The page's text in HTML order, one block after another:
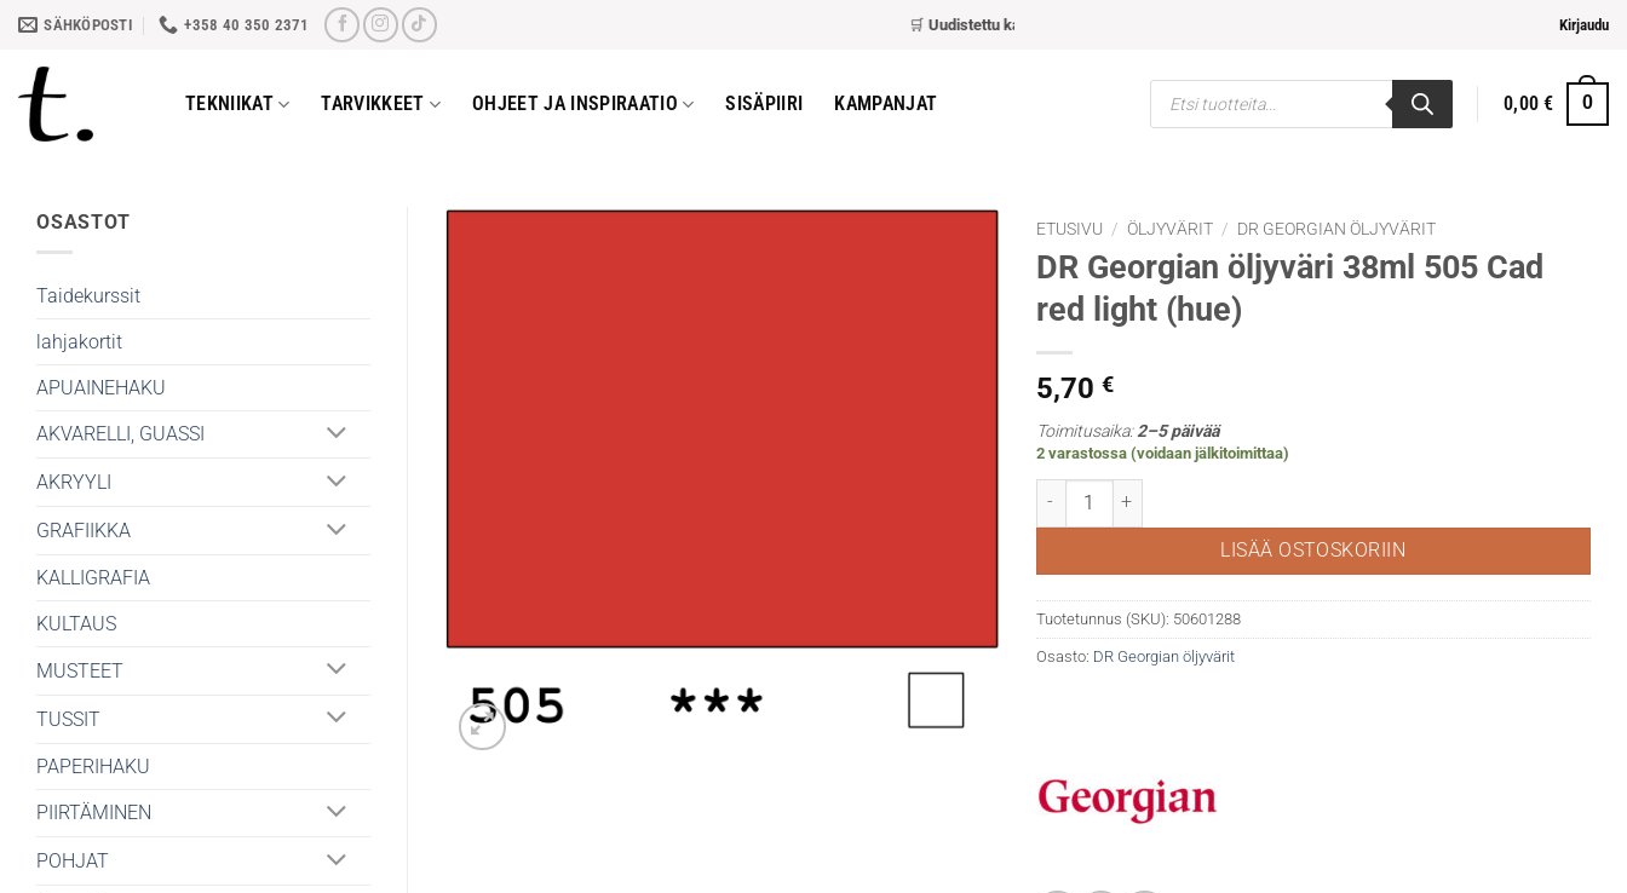
Skip
content
SÄHKÖPOSTI +358 40 350 2371 Uudistettu kassa Kirjaudu
TEKNIIKAT TARVIKKEET OHJEET JA INSPIRAATIO SISÄPIIRI KAMPANJAT
Products
search
0,00€ 0
OSASTOT
Taidekurssit
lahjakortit
APUAINEHAKU
AKVARELLI, GUASSI
AKRYYLI
GRAFIIKKA
KALLIGRAFIA
KULTAUS
MUSTEET
TUSSIT
PAPERIHAKU
PIIRTÄMINEN
POHJAT
ETUSIVU / ÖLJYVÄRIT / DR GEORGIAN ÖLJYVÄRIT
DR Georgian öljyväri 38ml 505 Cad
red light (hue)
5,70 €
Toimitusaika:2–5 päivää
2 varastossa (voidaan jälkitoimittaa)
DR Georgian öljyväri 38ml 505 Cad red light (hue) määrä
LISÄÄ OSTOSKORIIN
Tuotetunnus (SKU): 50601288
Osasto: DR Georgian öljyvärit